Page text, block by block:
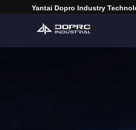
Yantai Dopro Industry